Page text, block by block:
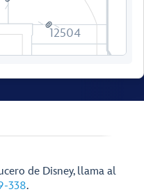
12504
12514
de Disney, llama al
338.